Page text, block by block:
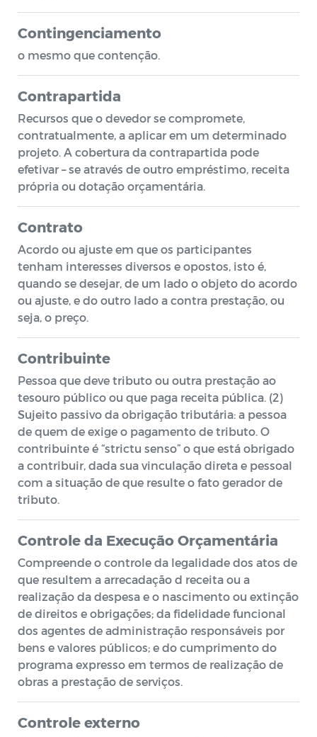
Contingenciamento
o mesmo que contenção.
Contrapartida
Recursos que o devedor se compromete,
contratualmente, a aplicar em um determinado
projeto. A cobertura da contrapartida pode
efetivar – se através de outro empréstimo, receita
própria ou dotação orçamentária.
Contrato
Acordo ou ajuste em que os participantes
tenham interesses diversos e opostos, isto é,
quando se desejar, de um lado o objeto do acordo
ou ajuste, e do outro lado a contra prestação, ou
seja, o preço.
Contribuinte
Pessoa que deve tributo ou outra prestação ao
tesouro público ou que paga receita pública. (2)
Sujeito passivo da obrigação tributária: a pessoa
de quem de exige o pagamento de tributo. O
contribuinte é “strictu senso” o que está obrigado
a contribuir, dada sua vinculação direta e pessoal
com a situação de que resulte o fato gerador de
tributo.
Controle da Execução Orçamentária
Compreende o controle da legalidade dos atos de
que resultem a arrecadação d receita ou a
realização da despesa e o nascimento ou extinção
de direitos e obrigações; da fidelidade funcional
dos agentes de administração responsáveis por
bens e valores públicos; e do cumprimento do
programa expresso em termos de realização de
obras a prestação de serviços.
Controle externo